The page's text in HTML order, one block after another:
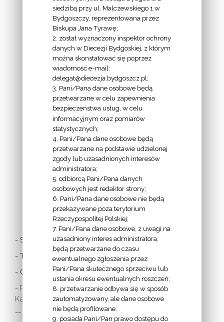
INFORMACJE
Z
EKAI.PL:
INFORMACJE
EPISKOPATU
POLSKI:
LINKI
- Stolica Apostolska
- Twitter Papieża
- Czytania z dnia
- Polska Misja
Katolicka:
-- w Austrii
siedzibą przy ul. Malczewskiego 1 w
Bydgoszczy, reprezentowana przez
Biskupa Jana Tyrawę;
2. został wyznaczony inspektor ochrony
danych w Diecezji Bydgoskiej, z którym
można skonstatować się poprzez
wiadomość e-mail:
delegat@diecezja.bydgoszcz.pl;
3. Pani/Pana dane osobowe będą
przetwarzane w celu zapewnienia
bezpieczeństwa usług, w celu
informacyjnym oraz pomiarów
statystycznych;
4. Pani/Pana dane osobowe będą
przetwarzane na podstawie udzielonej
zgody lub uzasadnionych interesów
administratora;
5. odbiorcą Pani/Pana danych
osobowych jest redaktor strony;
6. Pani/Pana dane osobowe nie będą
przekazywane poza terytorium
Rzeczypospolitej Polskiej;
7. Pani/Pana dane osobowe, z uwagi na
uzasadniony interes administratora,
będą przetwarzane do czasu
ewentualnego zgłoszenia przez
Pani/Pana skutecznego sprzeciwu lub
ustania okresu ewentualnych roszczeń;
8. przetwarzanie odbywa się w sposób
zautomatyzowany, ale dane osobowe
nie będą profilowane.
9. posiada Pani/Pan prawo dostępu do